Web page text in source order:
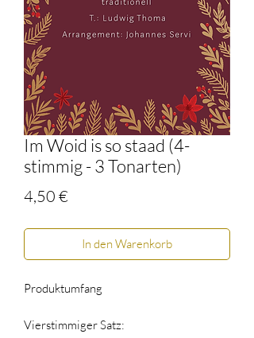
Im Woid is so staad (4-
stimmig - 3 Tonarten)
4,50 €
In den Warenkorb
Produktumfang
Vierstimmiger Satz: